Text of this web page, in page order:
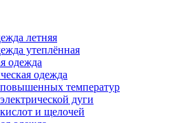
летняя
утеплённая
одежда
одежда
температур
дуги
и щелочей